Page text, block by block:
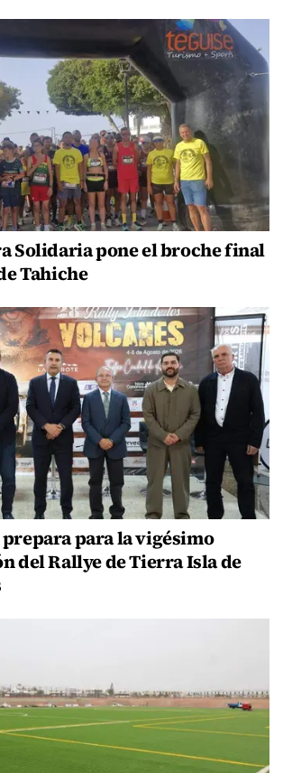
Solidaria pone el broche final
Tahiche
para la vigésimo
del Rallye de Tierra Isla de